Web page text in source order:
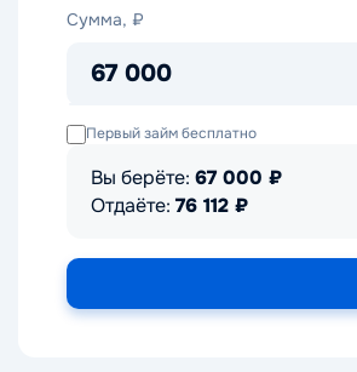
Сумма, ₽
67 000
Сумма,
Первый займ бесплатно
Вы берёте: 67 000 ₽
Отдаёте: 76 112 ₽